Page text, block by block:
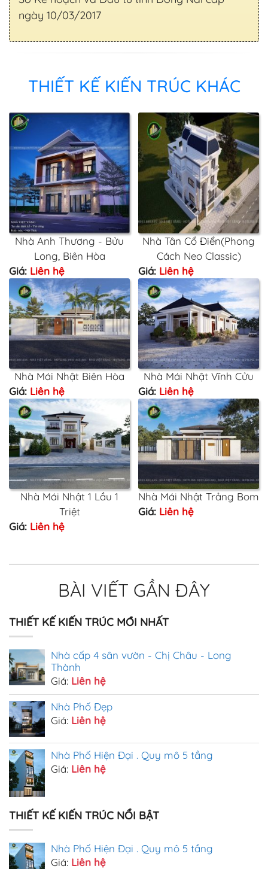
ngày 10/03/2017
THIẾT KẾ KIẾN TRÚC KHÁC
Nhà Anh Thương - Bửu
Long, Biên Hòa
Giá: Liên hệ
Nhà Tân Cổ Điển(Phong
Cách Neo Classic)
Giá: Liên hệ
Nhà Mái Nhật Biên Hòa
Giá: Liên hệ
Nhà Mái Nhật Vĩnh Cửu
Giá: Liên hệ
Nhà Mái Nhật 1 Lầu 1
Triệt
Giá: Liên hệ
Nhà Mái Nhật Trảng Bom
Giá: Liên hệ
BÀI VIẾT GẦN ĐÂY
THIẾT KẾ KIẾN TRÚC MỚI NHẤT
Nhà cấp 4 sân vườn - Chị Châu - Long
Thành
Giá: Liên hệ
Nhà Phố Đẹp
Giá: Liên hệ
Nhà Phố Hiện Đại . Quy mô 5 tầng
Giá: Liên hệ
THIẾT KẾ KIẾN TRÚC NỔI BẬT
Nhà Phố Hiện Đại . Quy mô 5 tầng
Giá: Liên hệ